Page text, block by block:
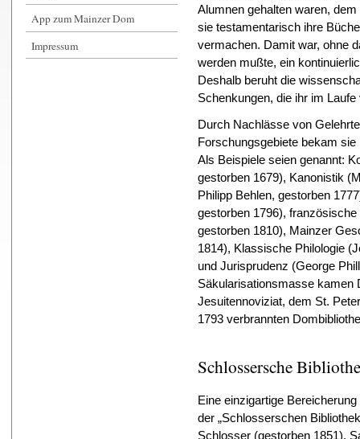
App zum Mainzer Dom
Impressum
Alumnen gehalten waren,
sie testamentarisch ihre
vermachen. Damit war, ohne
werden mußte, ein
Deshalb beruht die
Schenkungen, die ihr im
Durch Nachlässe von
Forschungsgebiete bekam
Als Beispiele seien genannt:
gestorben 1679), Kanonistik
Philipp Behlen, gestorben
gestorben 1796),
gestorben 1810), Mainzer
1814), Klassische Philologie
und Jurisprudenz (George
Säkularisationsmasse kamen
Jesuitennoviziat, dem St.
1793 verbrannten
Schlossersche
Eine einzigartige
der „Schlosserschen
Schlosser (gestorben 1851),